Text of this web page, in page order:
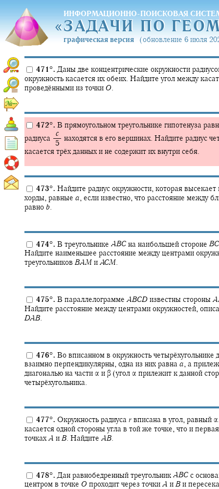
ИНФОРМАЦИОННО-ПОИСКОВАЯ
«ЗАДАЧИ ПО
«ЗАДАЧИ ПО
графическая версия (обновление 6 июля
471°. Даны две концентрические окружности
окружность касается их обеих. Найдите угол между
проведёнными из точки O.
472°. В прямоугольном треугольнике гипотенуза
радиуса
c
‍ 5
находятся в его вершинах. Найдите радиус
касается трёх данных и не содержит их внутри себя.
473°. Найдите радиус окружности, которая высекает
хорды, равные a, если известно, что расстояние между
равно b.
474°. В треугольнике ABC на наибольшей стороне BC
Найдите наименьшее расстояние между центрами
треугольников BAM и ACM.
475°. В параллелограмме ABCD известны стороны A
Найдите расстояние между центрами окружностей,
DAB.
476°. Во вписанном в окружность
взаимно перпендикулярны, одна из них равна a, а
диагональю на части α и β (угол α прилежит к данной
четырёхугольника.
477°. Окружность радиуса rвписана в угол, равный
касается одной стороны угла в той же точке, что и
точках A и B. Найдите AB.
478°. Дан равнобедренный треугольник ABC с
центром в точке O проходит через точки A и B и